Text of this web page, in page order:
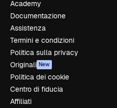
Academy
Documentazione
Assistenza
Termini e condizioni
Politica sulla privacy
Originali New
Politica dei cookie
Centro di fiducia
Affiliati